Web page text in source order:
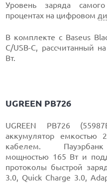
Уровень заряда
процентах на цифровом
В комплекте с Baseus
C/USB-C, рассчитанный
Вт.
UGREEN PB726
UGREEN PB726
аккумулятор
кабелем. Пауэрбанк
мощностью 165 Вт и
протоколы быстрой
3.0, Quick Charge 3.0,